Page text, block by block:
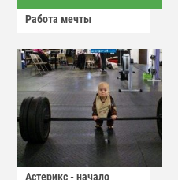
Работа мечты
Астерикс - начало